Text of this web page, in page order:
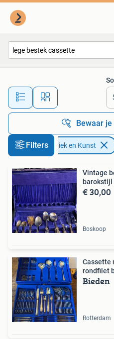
Alle
Bewaar
FiltersAntiek en Kunst
Vintage
barokstijl
€ 30,00
Boskoop
Cassette
rondfilet
Bieden
Rotterdam